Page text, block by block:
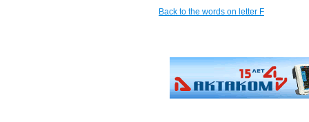
Back to the words on letter F